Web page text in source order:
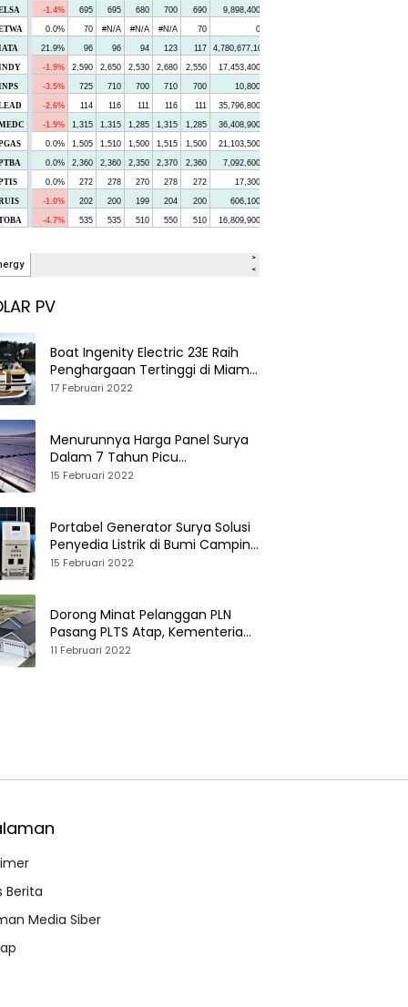
PV
Boat Ingenity Electric 23E Raih
Penghargaan Tertinggi di Miami
International Boat Show
17 Februari 2022
Menurunnya Harga Panel Surya
Dalam 7 Tahun Picu
Tumbuhnya PLTS Global
15 Februari 2022
Portabel Generator Surya Solusi
Penyedia Listrik di Bumi Camping
dan Perkemahan
15 Februari 2022
Dorong Minat Pelanggan PLN
Pasang PLTS Atap, Kementerian
ESDM Luncurkan Paket Hibah SEF
11 Februari 2022
Berita
Media Siber